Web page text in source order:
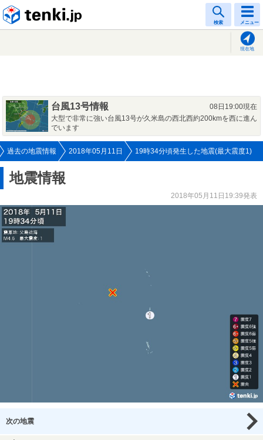
検索 メニュー
現在地
台風13号情報
08日19:00現在
大型で非常に強い台風13号が久米島の西北西約200kmを西に進ん
でいます
過去の地震情報 2018年05月11日 19時34分頃発生した地震(最大震度1)
地震情報
2018年05月11日19:39発表
次の地震